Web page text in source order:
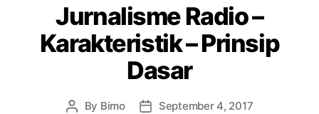
Jurnalisme Radio –
Karakteristik – Prinsip
Dasar
Post
By Bimo
PostSeptember 4, 2017